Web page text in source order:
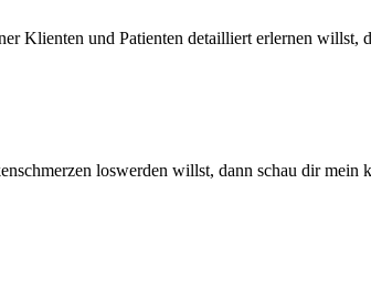
Klienten und Patienten detailliert erlernen
loswerden willst, dann schau dir mein